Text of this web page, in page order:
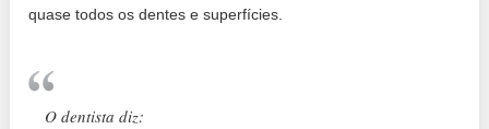
quase todos os dentes e superfícies.
O dentista diz: